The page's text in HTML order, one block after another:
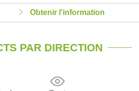
Obtenir l'information
PAR DIRECTION